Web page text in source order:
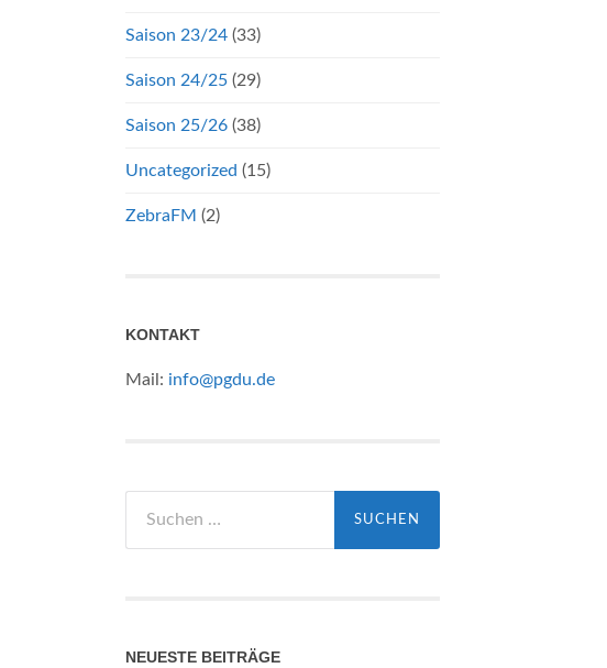
Saison 23/24 (33)
Saison 24/25 (29)
Saison 25/26 (38)
Uncategorized (15)
ZebraFM (2)
KONTAKT
Mail: info@pgdu.de
nach:
NEUESTE BEITRÄGE